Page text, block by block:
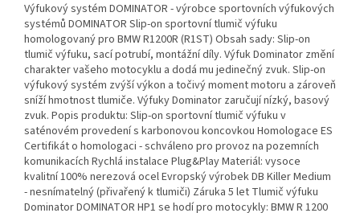
Výfukový systém DOMINATOR - výrobce sportovních výfukových
systémů DOMINATOR Slip-on sportovní tlumič výfuku
homologovaný pro BMW R1200R (R1ST) Obsah sady: Slip-on
tlumič výfuku, sací potrubí, montážní díly. Výfuk Dominator změní
charakter vašeho motocyklu a dodá mu jedinečný zvuk. Slip-on
výfukový systém zvýší výkon a točivý moment motoru a zároveň
sníží hmotnost tlumiče. Výfuky Dominator zaručují nízký, basový
zvuk. Popis produktu: Slip-on sportovní tlumič výfuku v
saténovém provedení s karbonovou koncovkou Homologace ES
Certifikát o homologaci - schváleno pro provoz na pozemních
komunikacích Rychlá instalace Plug&Play Materiál: vysoce
kvalitní 100% nerezová ocel Evropský výrobek DB Killer Medium
- nesnímatelný (přivařený k tlumiči) Záruka 5 let Tlumič výfuku
Dominator DOMINATOR HP1 se hodí pro motocykly: BMW R 1200